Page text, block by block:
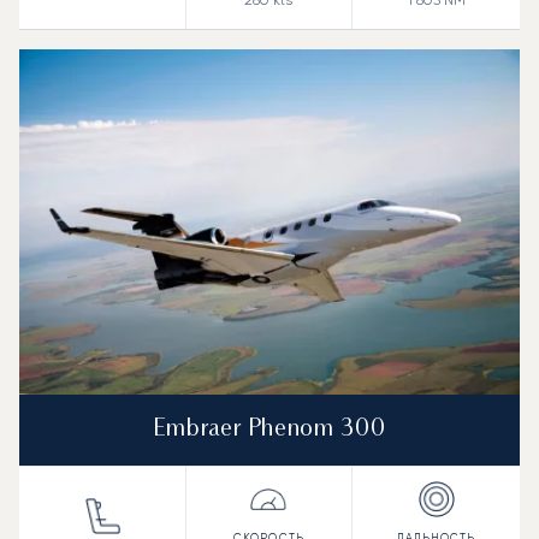
Embraer Phenom 300